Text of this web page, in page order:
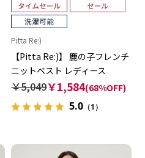
Pitta Re:)
【Pitta Re:)】 鹿の子フレンチ
ニットベスト レディース
￥5,049￥1,584(68%OFF)
5.0 （1）